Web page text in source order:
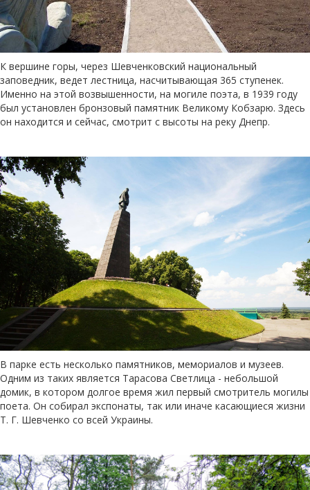
К вершине горы, через Шевченковский национальный
заповедник, ведет лестница, насчитывающая 365 ступенек.
Именно на этой возвышенности, на могиле поэта, в 1939 году
был установлен бронзовый памятник Великому Кобзарю. Здесь
он находится и сейчас, смотрит с высоты на реку Днепр.
В парке есть несколько памятников, мемориалов и музеев.
Одним из таких является Тарасова Светлица - небольшой
домик, в котором долгое время жил первый смотритель могилы
поета. Он собирал экспонаты, так или иначе касающиеся жизни
Т. Г. Шевченко со всей Украины.